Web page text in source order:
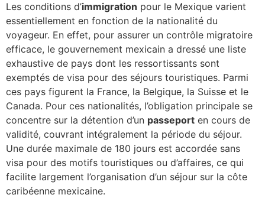
Les conditions d’immigration pour le Mexique varient
essentiellement en fonction de la nationalité du
voyageur. En effet, pour assurer un contrôle migratoire
efficace, le gouvernement mexicain a dressé une liste
exhaustive de pays dont les ressortissants sont
exemptés de visa pour des séjours touristiques. Parmi
ces pays figurent la France, la Belgique, la Suisse et le
Canada. Pour ces nationalités, l’obligation principale se
concentre sur la détention d’un passeport en cours de
validité, couvrant intégralement la période du séjour.
Une durée maximale de 180 jours est accordée sans
visa pour des motifs touristiques ou d’affaires, ce qui
facilite largement l’organisation d’un séjour sur la côte
caribéenne mexicaine.